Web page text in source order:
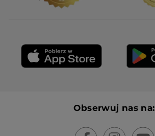
Obserwuj nas na: